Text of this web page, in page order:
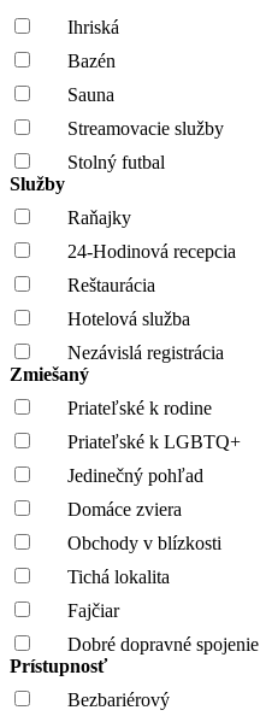
Ihriská
Bazén
Sauna
Streamovacie služby
Stolný futbal
Služby
Raňajky
24-Hodinová recepcia
Reštaurácia
Hotelová služba
Nezávislá registrácia
Zmiešaný
Priateľské k rodine
Priateľské k LGBTQ+
Jedinečný pohľad
Domáce zviera
Obchody v blízkosti
Tichá lokalita
Fajčiar
Dobré dopravné spojenie
Prístupnosť
Bezbariérový